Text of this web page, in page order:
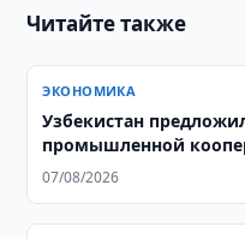
Читайте также
ЭКОНОМИКА
Узбекистан
промышленной
07/08/2026